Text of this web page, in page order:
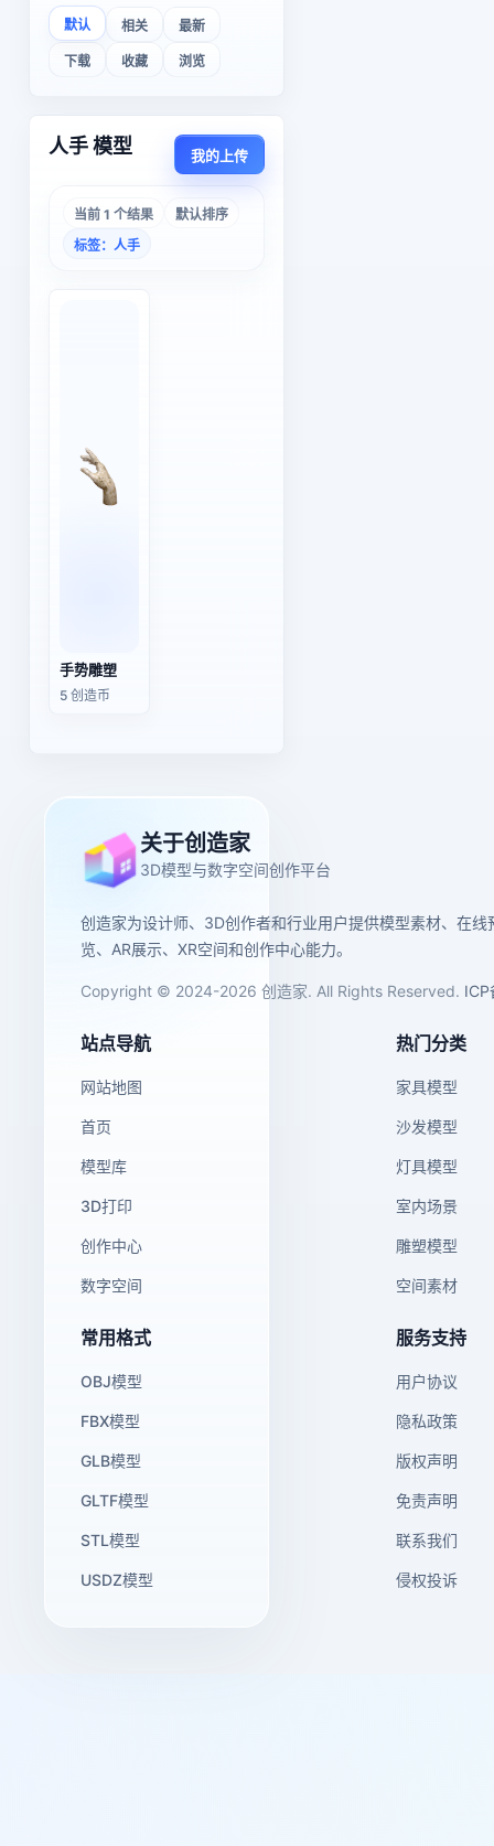
默认 相关 最新
下载 收藏 浏览
人手 模型 我的上传
当前 1 个结果
默认排序
标签：人手
手势雕塑
5 创造币
关于创造家
3D模型与数字空间创作平台
创造家为设计师、3D创作者和行业用户提供模型素材、在线
览、AR展示、XR空间和创作中心能力。
Copyright © 2024-2026 创造家. All Rights Reserved. ICP
站点导航
网站地图
首页
模型库
3D打印
创作中心
数字空间
热门分类
家具模型
沙发模型
灯具模型
室内场景
雕塑模型
空间素材
常用格式
OBJ模型
FBX模型
GLB模型
GLTF模型
STL模型
USDZ模型
服务支持
用户协议
隐私政策
版权声明
免责声明
联系我们
侵权投诉